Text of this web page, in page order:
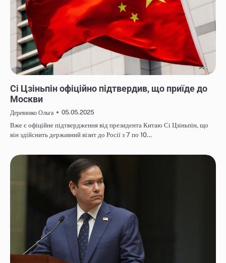
Сі Цзіньпін офіційно підтвердив, що приїде до
Москви
Деревянко Ольга
05.05.2025
Вже є офіційне підтвердження від президента Китаю Сі Цзіньпін, що
він здійснить державний візит до Росії з 7 по 10…